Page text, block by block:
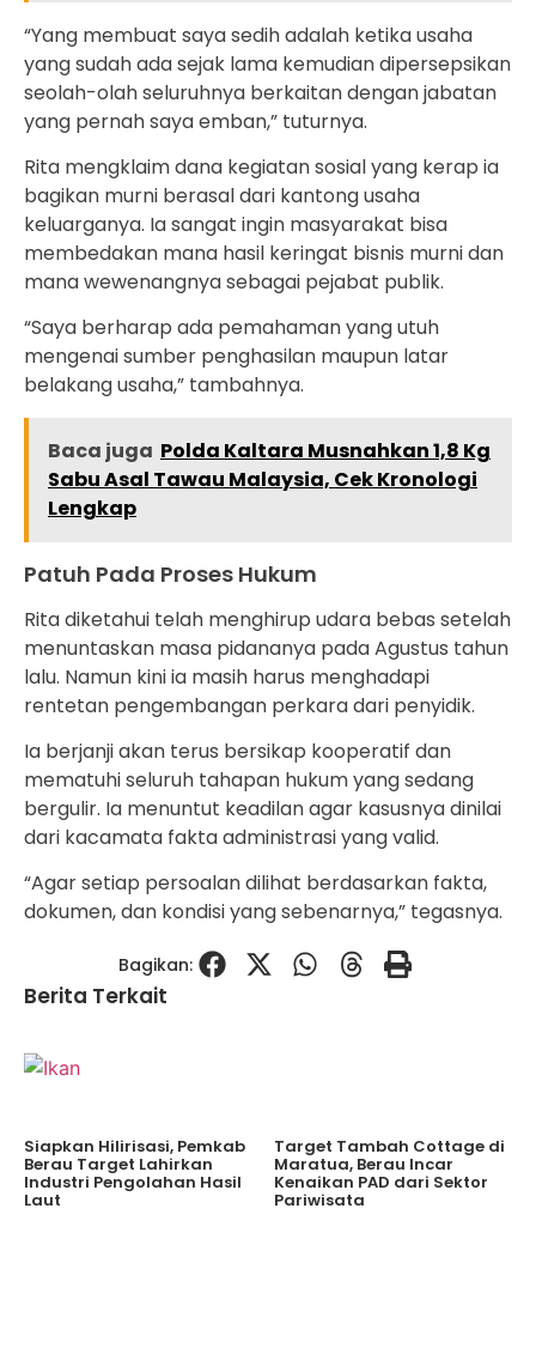
“Yang membuat saya sedih adalah ketika usaha
yang sudah ada sejak lama kemudian dipersepsikan
seolah-olah seluruhnya berkaitan dengan jabatan
yang pernah saya emban,” tuturnya.
Rita mengklaim dana kegiatan sosial yang kerap ia
bagikan murni berasal dari kantong usaha
keluarganya. Ia sangat ingin masyarakat bisa
membedakan mana hasil keringat bisnis murni dan
mana wewenangnya sebagai pejabat publik.
“Saya berharap ada pemahaman yang utuh
mengenai sumber penghasilan maupun latar
belakang usaha,” tambahnya.
Baca juga Polda Kaltara Musnahkan 1,8 Kg
Sabu Asal Tawau Malaysia, Cek Kronologi
Lengkap
Patuh Pada Proses Hukum
Rita diketahui telah menghirup udara bebas setelah
menuntaskan masa pidananya pada Agustus tahun
lalu. Namun kini ia masih harus menghadapi
rentetan pengembangan perkara dari penyidik.
Ia berjanji akan terus bersikap kooperatif dan
mematuhi seluruh tahapan hukum yang sedang
bergulir. Ia menuntut keadilan agar kasusnya dinilai
dari kacamata fakta administrasi yang valid.
“Agar setiap persoalan dilihat berdasarkan fakta,
dokumen, dan kondisi yang sebenarnya,” tegasnya.
Bagikan:
Berita Terkait
Siapkan Hilirisasi, Pemkab
Berau Target Lahirkan
Industri Pengolahan Hasil
Laut
Target Tambah Cottage di
Maratua, Berau Incar
Kenaikan PAD dari Sektor
Pariwisata